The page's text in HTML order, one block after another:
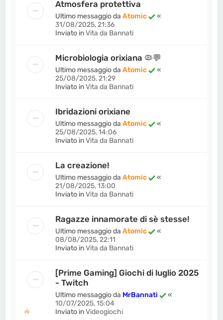
Atmosfera protettiva
Ultimo messaggio daAtomic
«
31/08/2025, 21:36
Inviato inVita da Bannati
Microbiologia orixiana 🦠💬
Ultimo messaggio daAtomic
«
25/08/2025, 21:29
Inviato inVita da Bannati
Ibridazioni orixiane
Ultimo messaggio daAtomic
«
25/08/2025, 14:06
Inviato inVita da Bannati
La creazione!
Ultimo messaggio daAtomic
«
21/08/2025, 13:00
Inviato inVita da Bannati
Ragazze innamorate di sè stesse!
Ultimo messaggio daAtomic
«
08/08/2025, 22:11
Inviato inVita da Bannati
[Prime Gaming] Giochi di luglio 2025
- Twitch
Ultimo messaggio da MrBannati
«
10/07/2025, 15:04
Inviato inVideogiochi